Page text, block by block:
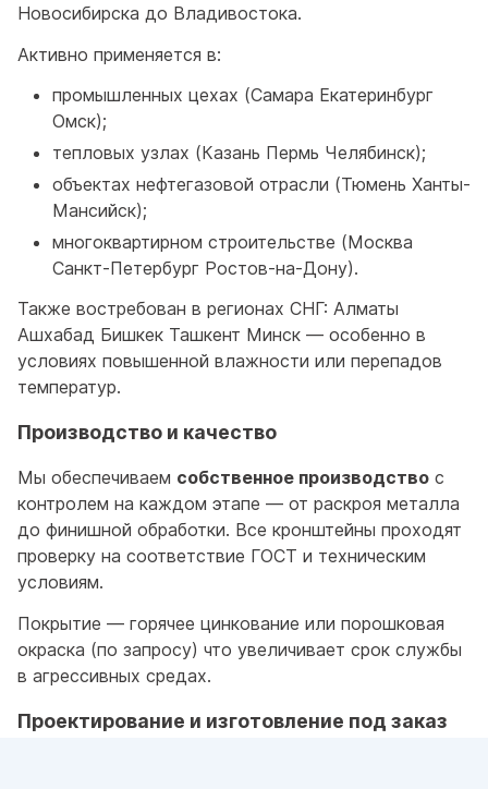
Новосибирска до Владивостока.
Активно применяется в:
промышленных цехах (Самара Екатеринбург
Омск);
тепловых узлах (Казань Пермь Челябинск);
объектах нефтегазовой отрасли (Тюмень Ханты-
Мансийск);
многоквартирном строительстве (Москва
Санкт-Петербург Ростов-на-Дону).
Также востребован в регионах СНГ: Алматы
Ашхабад Бишкек Ташкент Минск — особенно в
условиях повышенной влажности или перепадов
температур.
Производство и качество
Мы обеспечиваем собственное производство с
контролем на каждом этапе — от раскроя металла
до финишной обработки. Все кронштейны проходят
проверку на соответствие ГОСТ и техническим
условиям.
Покрытие — горячее цинкование или порошковая
окраска (по запросу) что увеличивает срок службы
в агрессивных средах.
Проектирование и изготовление под заказ